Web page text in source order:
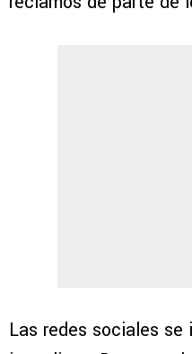
Las redes sociales se